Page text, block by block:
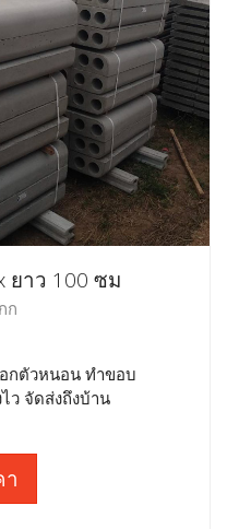
ยาว 100 ซม
ก
กตัวหนอน ทำขอบ
ว จัดส่งถึงบ้าน